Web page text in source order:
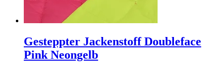
Gesteppter Jackenstoff Doubleface
Pink Neongelb